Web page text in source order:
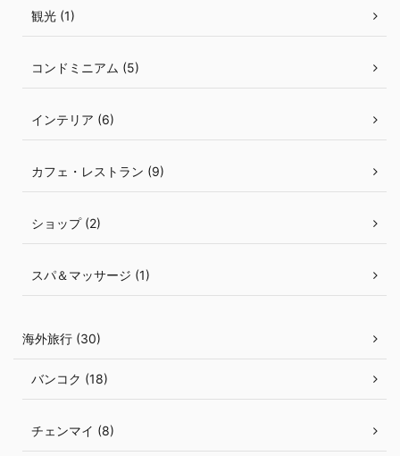
観光 (1)
コンドミニアム (5)
インテリア (6)
カフェ・レストラン (9)
ショップ (2)
スパ＆マッサージ (1)
海外旅行 (30)
バンコク (18)
チェンマイ (8)